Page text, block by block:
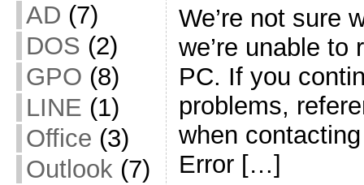
AD (7)
DOS (2)
GPO (8)
LINE (1)
Office (3)
Outlook(7)
We’re not sure
we’re unable to
PC. If you
problems,
when
Error […]